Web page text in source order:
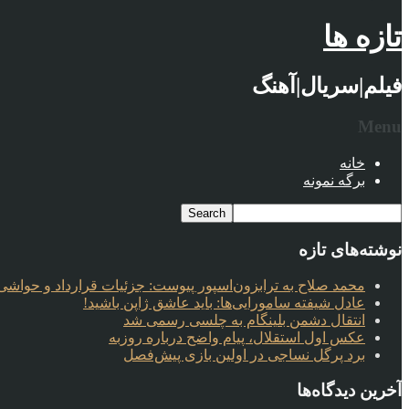
تازه ها
فیلم|سریال|آهنگ
Menu
خانه
برگه نمونه
نوشته‌های تازه
محمد صلاح به ترابزون‌اسپور پیوست: جزئیات قرارداد و حواشی
عادل شیفته سامورایی‌ها: باید عاشق ژاپن باشید!
انتقال دشمن بلینگام به چلسی رسمی شد
عکس اول استقلال، پیام واضح درباره روزبه
برد پرگل نساجی در اولین بازی پیش‌فصل
آخرین دیدگاه‌ها